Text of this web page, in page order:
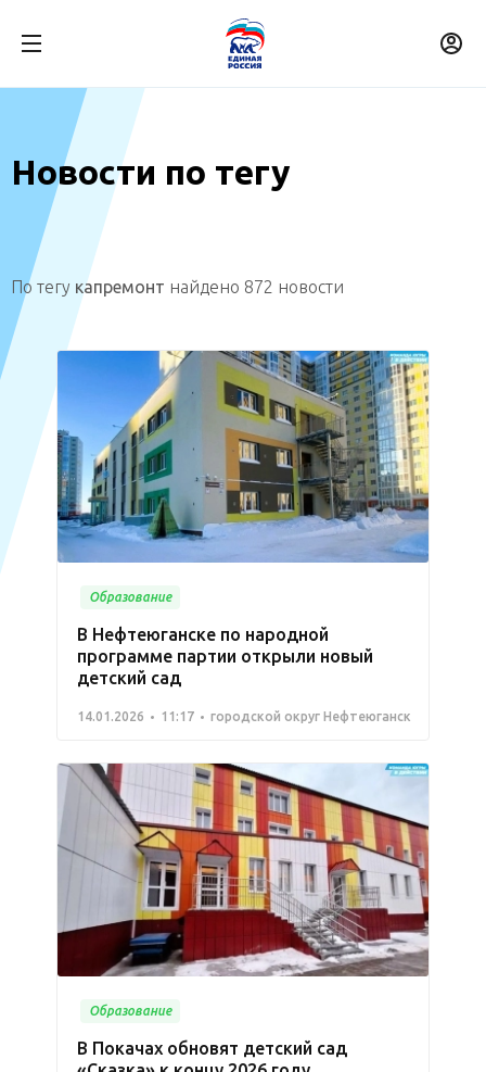
Новости по тегу
По тегу капремонт найдено 872 новости
Образование
В Нефтеюганске по народной
программе партии открыли новый
детский сад
14.01.2026 11:17 городской округ Нефтеюганск
Образование
В Покачах обновят детский сад